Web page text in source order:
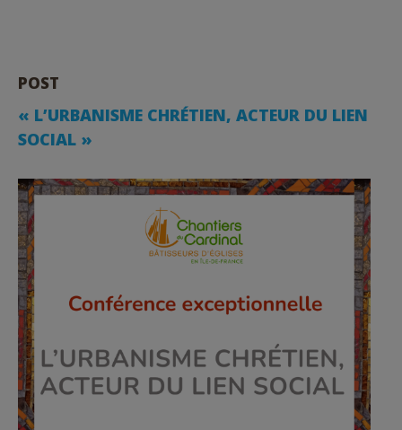
POST
« L’URBANISME CHRÉTIEN, ACTEUR DU LIEN
SOCIAL »